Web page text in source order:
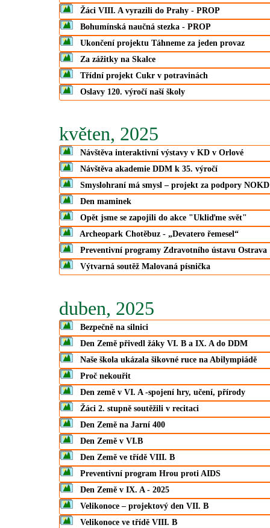
Žáci VIII. A vyrazili do Prahy - PROP
Bohumínská naučná stezka - PROP
Ukončení projektu Táhneme za jeden provaz
Za zážitky na Skalce
Třídní projekt Cukr v potravinách
Oslavy 120. výročí naší školy
květen, 2025
Návštěva interaktivní výstavy v KD v Orlové
Návštěva akademie DDM k 35. výročí
Smyslohraní má smysl – projekt za podpory NOKD
Den maminek
Opět jsme se zapojili do akce "Ukliďme svět"
Archeopark Chotěbuz - „Devatero řemesel“
Preventivní programy Zdravotního ústavu Ostrava
Výtvarná soutěž Malovaná písnička
duben, 2025
Bezpečně na silnici
Den Země přivedl žáky VI. B a IX. A do DDM
Naše škola ukázala šikovné ruce na Abilympiádě
Proč nekouřit
Den země v VI. A -spojení hry, učení, přírody
Žáci 2. stupně soutěžili v recitaci
Den Země na Jarní 400
Den Země v VI.B
Den Země ve třídě VIII. B
Preventivní program Hrou proti AIDS
Den Země v IX. A - 2025
Velikonoce – projektový den VII. B
Velikonoce ve třídě VIII. B